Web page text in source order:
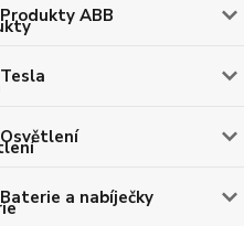
Produkty ABB
Tesla
Osvětlení
Baterie a nabíječky